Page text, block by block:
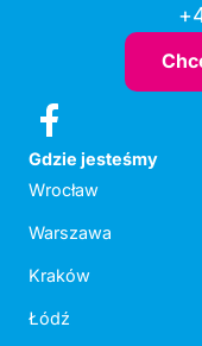
Gdzie jesteśmy
Wrocław
Warszawa
Kraków
Łódź